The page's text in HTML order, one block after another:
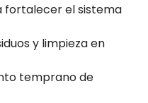
fortalecer el sistema
y limpieza en
temprano de